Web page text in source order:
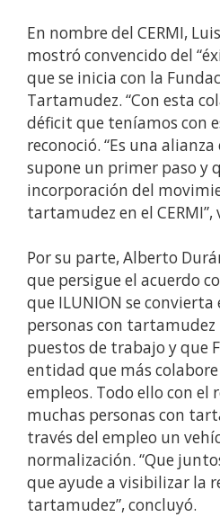
En nombre del CERMI,
mostró convencido del
que se inicia con la
Tartamudez. “Con esta
déficit que teníamos con
reconoció. “Es una
supone un primer paso y
incorporación del
tartamudez en el
Por su parte, Alberto
que persigue el acuerdo
que ILUNION se
personas con tartamudez
puestos de trabajo y que
entidad que más
empleos. Todo ello con el
muchas personas con
través del empleo un
normalización. “Que
que ayude a visibilizar la
tartamudez”, concluyó.